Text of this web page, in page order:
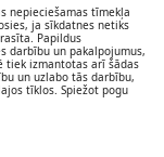
nepieciešamas tīmekļa
ja sīkdatnes netiks
Papildus
darbību un pakalpojumus,
tiek izmantotas arī šādas
un uzlabo tās darbību,
tīklos. Spiežot pogu